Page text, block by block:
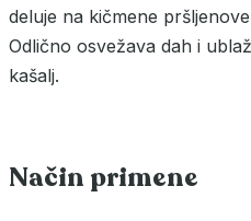
deluje na kičmene
Odlično osvežava dah i
kašalj.
Način primene